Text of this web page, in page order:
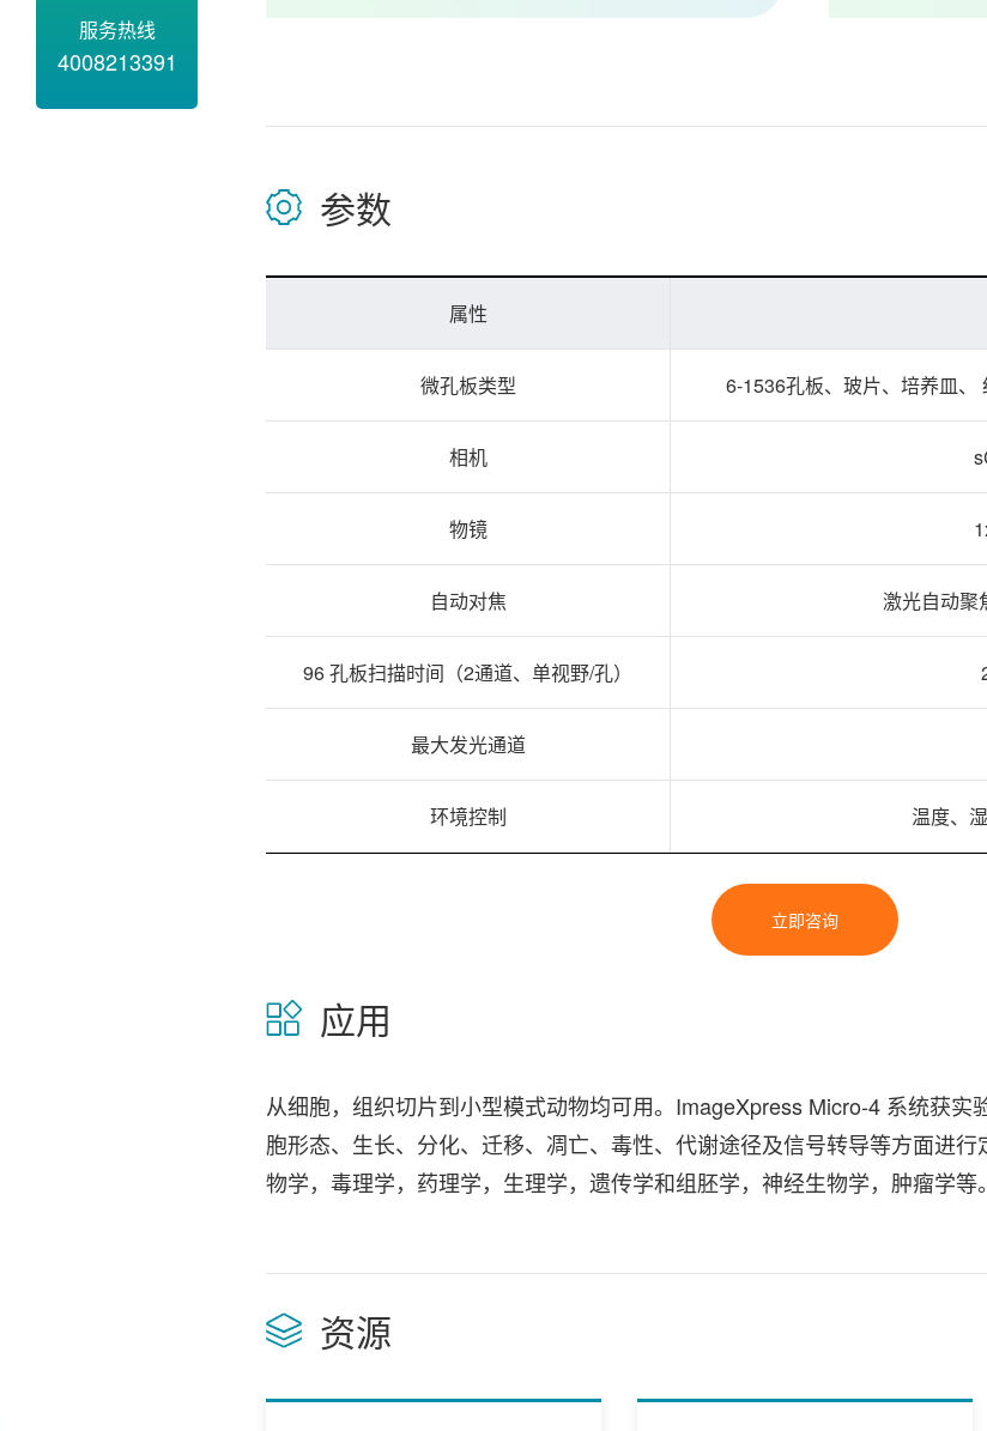
服务热线
4008213391
参数
属性
微孔板类型 6-1536孔板、玻片、培养皿
相机
物镜
自动对焦 激光自动聚
96 孔板扫描时间（2通道、单视野/孔）
最大发光通道
环境控制 温度、
立即咨询
应用
从细胞，组织切片到小型模式动物均可用。ImageXpress Micro-4 系统获实
胞形态、生长、分化、迁移、凋亡、毒性、代谢途径及信号转导等方面进
物学，毒理学，药理学，生理学，遗传学和组胚学，神经生物学，肿瘤学等。
资源